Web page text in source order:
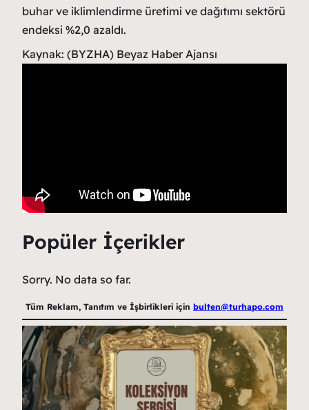
buhar ve iklimlendirme üretimi ve dağıtımı sektörü
endeksi %2,0 azaldı.
Kaynak: (BYZHA) Beyaz Haber Ajansı
Popüler İçerikler
Sorry. No data so far.
Tüm Reklam, Tanıtım ve İşbirlikleri için bulten@turhapo.com